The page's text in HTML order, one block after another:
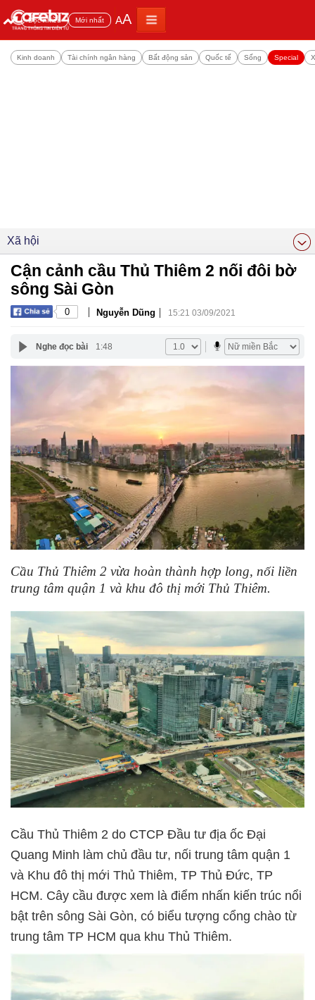
Đọc nhiều Mới nhất AA
Kinh doanh Tài chính ngân hàng Bất động sản Quốc tế Sống Special
Xã hội
Cận cảnh cầu Thủ Thiêm 2 nối đôi bờ
sông Sài Gòn
0 | Nguyễn Dũng | 15:21 03/09/2021
Nghe đọc bài 1:48
Cầu Thủ Thiêm 2 vừa hoàn thành hợp long, nối liền
trung tâm quận 1 và khu đô thị mới Thủ Thiêm.
Cầu Thủ Thiêm 2 do CTCP Đầu tư địa ốc Đại
Quang Minh làm chủ đầu tư, nối trung tâm quận 1
và Khu đô thị mới Thủ Thiêm, TP Thủ Đức, TP
HCM. Cây cầu được xem là điểm nhấn kiến trúc nổi
bật trên sông Sài Gòn, có biểu tượng cổng chào từ
trung tâm TP HCM qua khu Thủ Thiêm.